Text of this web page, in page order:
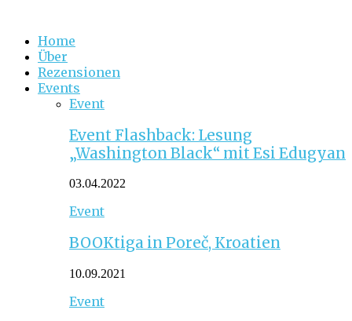
Home
Über
Rezensionen
Events
Event
Event Flashback: Lesung
„Washington Black“ mit Esi Edugyan
03.04.2022
Event
BOOKtiga in Poreč, Kroatien
10.09.2021
Event